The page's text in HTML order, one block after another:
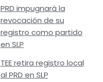
PRD impugnará la
revocación de su
registro como partido
en SLP
TEE retira registro local
al PRD en SLP